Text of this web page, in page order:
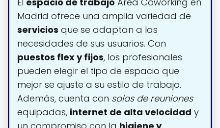
Madrid ofrece una amplia variedad de
servicios que se adaptan a las
necesidades de sus usuarios. Con
puestos flex y fijos, los profesionales
pueden elegir el tipo de espacio que
mejor se ajuste a su estilo de trabajo.
Además, cuenta con salas de reuniones
equipadas, internet de alta velocidad y